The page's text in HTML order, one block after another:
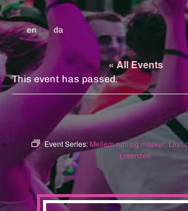
en da
« All Events
This event has passed.
Event Series: Mellem rum og masker: Linn
Lorenzen